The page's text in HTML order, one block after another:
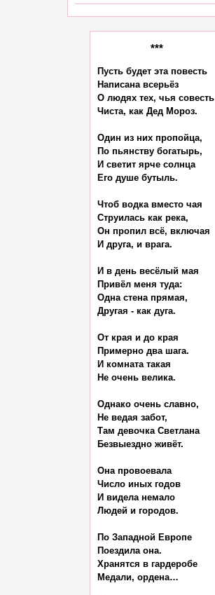
***
Пусть будет эта повесть
Написана всерьёз
О людях тех, чья совесть
Чиста, как Дед Мороз.
Один из них пропойца,
По пьянству богатырь,
И светит ярче солнца
Его душе бутыль.
Чтоб водка вместо чая
Струилась как река,
Он пропил всё, включая
И друга, и врага.
И в день весёлый мая
Привёл меня туда:
Одна стена прямая,
Другая - как дуга.
От края и до края
Примерно два шага.
И комната такая
Не очень велика.
Однако очень славно,
Не ведая забот,
Там девочка Светлана
Безвыездно живёт.
Она провоевала
Число иных годов
И видела немало
Людей и городов.
По Западной Европе
Поездила она.
Хранятся в гардеробе
Медали, ордена…